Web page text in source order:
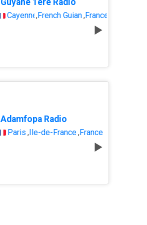
Guyane 1ère Radio
Cayenne,French Guiana,France
Adamfopa Radio
Paris , Île-de-France,France